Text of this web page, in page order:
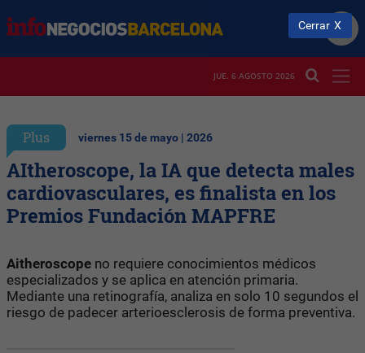
JUE. 6 AGOSTO 2026
Plus viernes 15 de mayo | 2026
AItheroscope, la IA que detecta males
cardiovasculares, es finalista en los
Premios Fundación MAPFRE
Aitheroscope no requiere conocimientos médicos
especializados y se aplica en atención primaria.
Mediante una retinografía, analiza en solo 10 segundos el
riesgo de padecer arterioesclerosis de forma preventiva.
Cerrar